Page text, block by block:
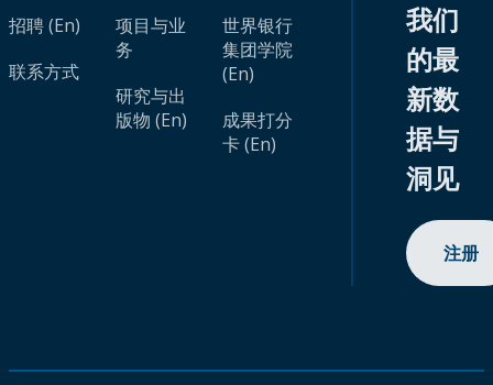
招聘 (En)
联系方式
项目与业
务
研究与出
版物 (En)
世界银行
集团学院
(En)
成果打分
卡 (En)
我们
的最
新数
据与
洞见
注册